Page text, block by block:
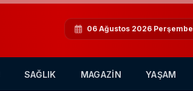
06 Ağustos 2026 Perşembe
SAĞLIK MAGAZİN YAŞAM